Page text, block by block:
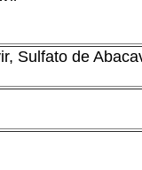
Sulfato de